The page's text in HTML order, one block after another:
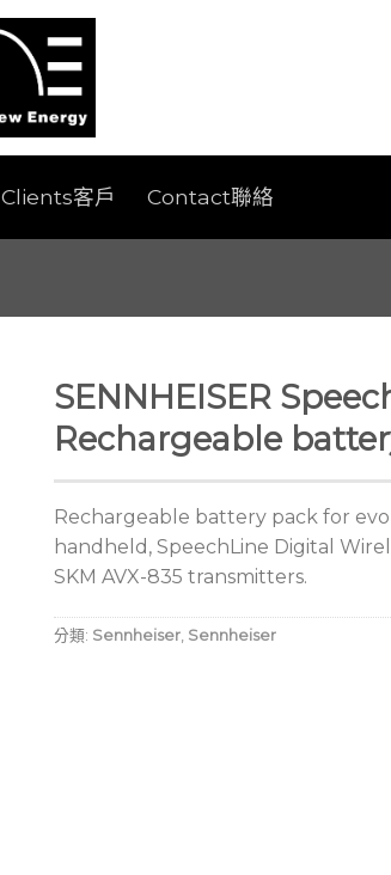
Clients客戶 Contact聯絡
SENNHEISER
Rechargeable
Rechargeable battery pack for
handheld, SpeechLine Digital
SKM AVX-835 transmitters.
分類: Sennheiser Sennheiser